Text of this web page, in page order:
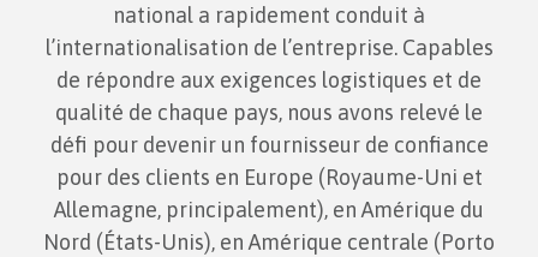
national a rapidement conduit à
l’internationalisation de l’entreprise. Capables
de répondre aux exigences logistiques et de
qualité de chaque pays, nous avons relevé le
défi pour devenir un fournisseur de confiance
pour des clients en Europe (Royaume-Uni et
Allemagne, principalement), en Amérique du
Nord (États-Unis), en Amérique centrale (Porto